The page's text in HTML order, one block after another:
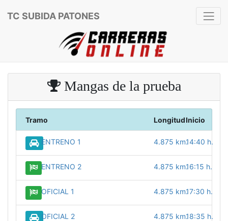
TC SUBIDA PATONES
Mangas de la prueba
Tramo LongitudInicio
ENTRENO 1 4.875 km.14:40 h.
ENTRENO 2 4.875 km.16:15 h.
OFICIAL 1 4.875 km.17:30 h.
OFICIAL 2 4.875 km.18:35 h.